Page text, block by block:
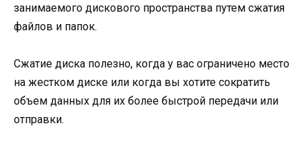
занимаемого дискового пространства путем сжатия
файлов и папок.
Сжатие диска полезно, когда у вас ограничено место
на жестком диске или когда вы хотите сократить
объем данных для их более быстрой передачи или
отправки.